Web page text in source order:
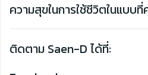
ความสุขในการใช้ชีวิตในแบบ
ติดตาม Saen-D ได้ที่: